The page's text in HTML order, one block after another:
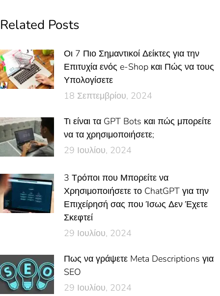
Related Posts
Οι 7 Πιο Σημαντικοί Δείκτες για την
Επιτυχία ενός e-Shop και Πώς να τους
Υπολογίσετε
18 Σεπτεμβρίου, 2024
Τι είναι τα GPT Bots και πώς μπορείτε
να τα χρησιμοποιήσετε;
29 Ιουλίου, 2024
3 Τρόποι που Μπορείτε να
Χρησιμοποιήσετε το ChatGPT για την
Επιχείρησή σας που Ίσως Δεν Έχετε
Σκεφτεί
29 Ιουλίου, 2024
Πως να γράψετε Meta Descriptions για
SEO
29 Ιουλίου, 2024